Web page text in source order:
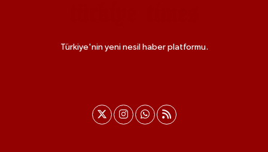
Türkiye'nin yeni nesil haber platformu.